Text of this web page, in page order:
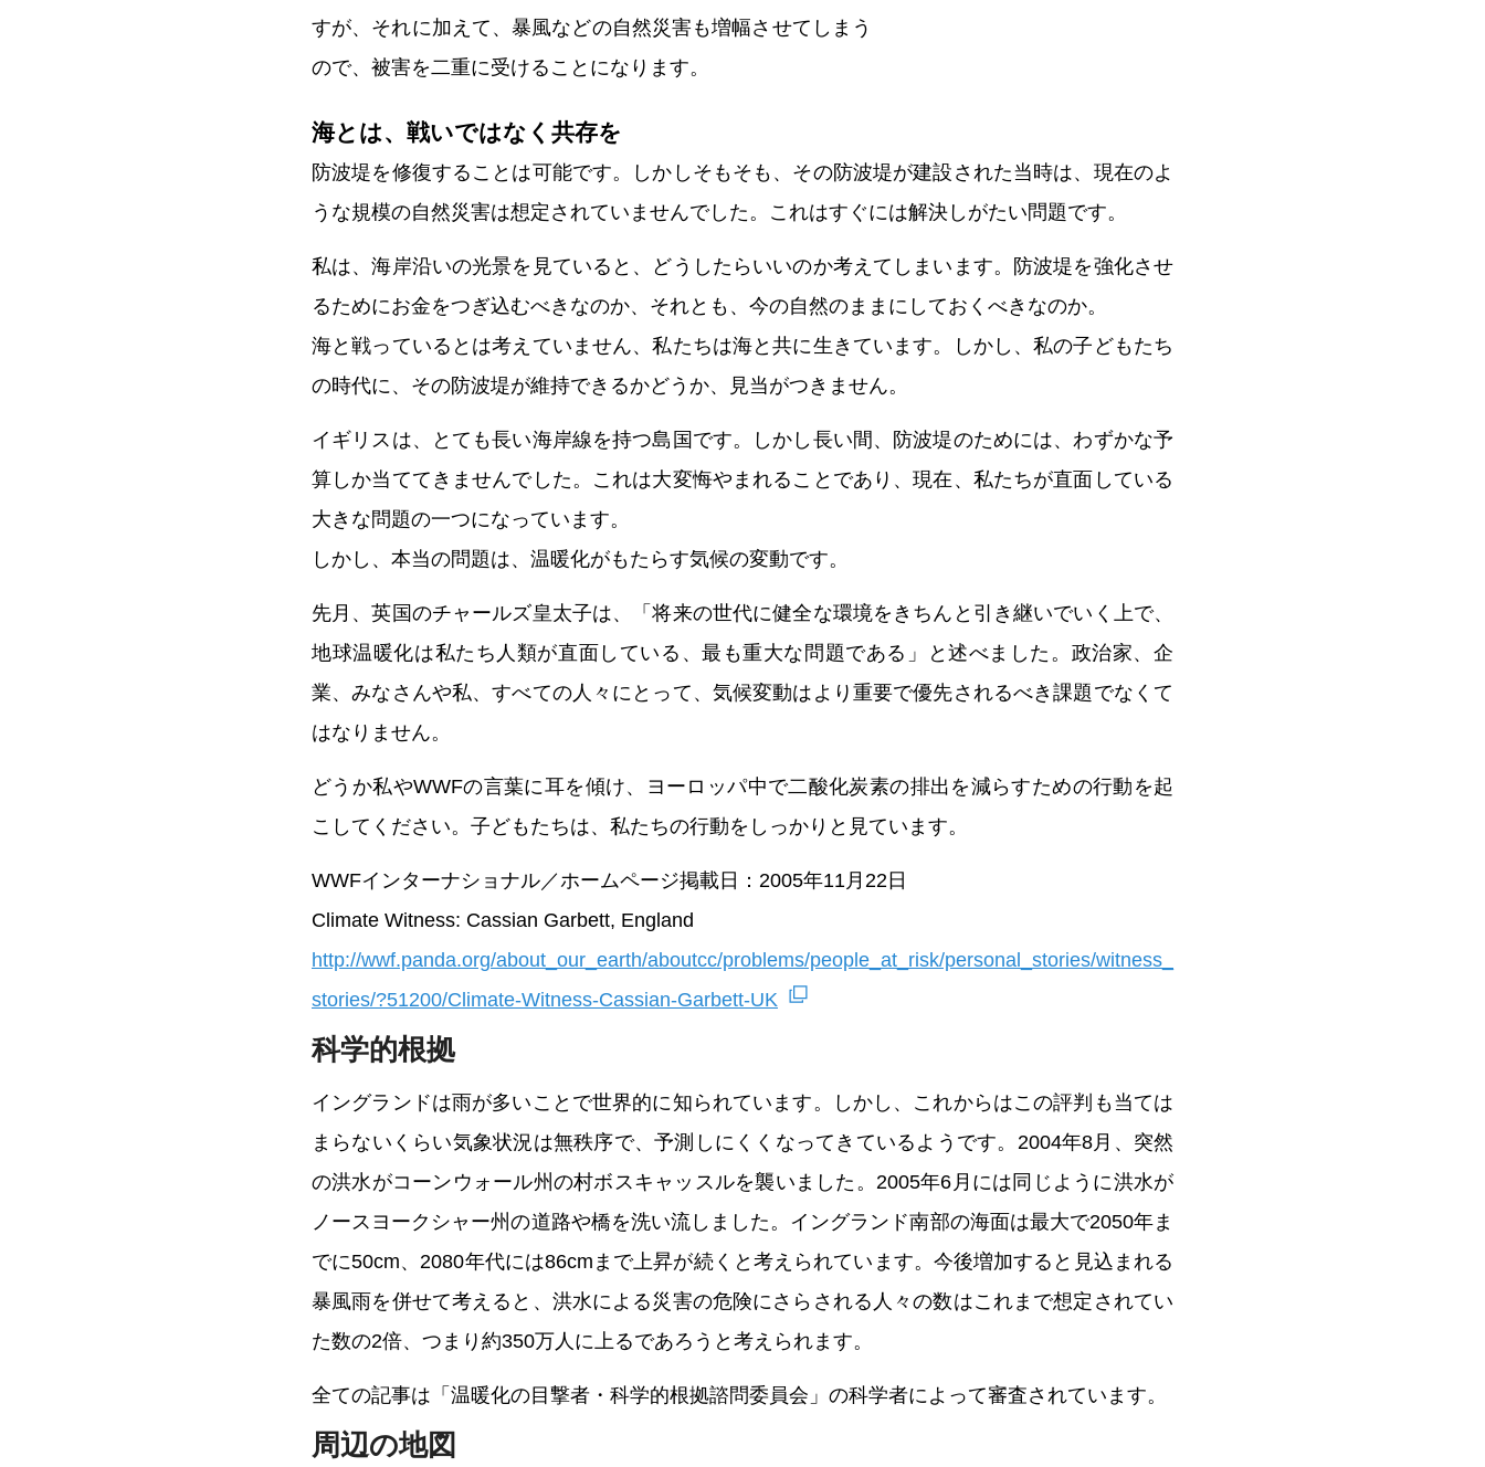
すが、それに加えて、暴風などの自然災害も増幅させてしまう
ので、被害を二重に受けることになります。
海とは、戦いではなく共存を
防波堤を修復することは可能です。しかしそもそも、その防波堤が建設された当時は、現在のよ
うな規模の自然災害は想定されていませんでした。これはすぐには解決しがたい問題です。
私は、海岸沿いの光景を見ていると、どうしたらいいのか考えてしまいます。防波堤を強化させ
るためにお金をつぎ込むべきなのか、それとも、今の自然のままにしておくべきなのか。
海と戦っているとは考えていません、私たちは海と共に生きています。しかし、私の子どもたち
の時代に、その防波堤が維持できるかどうか、見当がつきません。
イギリスは、とても長い海岸線を持つ島国です。しかし長い間、防波堤のためには、わずかな予
算しか当ててきませんでした。これは大変悔やまれることであり、現在、私たちが直面している
大きな問題の一つになっています。
しかし、本当の問題は、温暖化がもたらす気候の変動です。
先月、英国のチャールズ皇太子は、「将来の世代に健全な環境をきちんと引き継いでいく上で、
地球温暖化は私たち人類が直面している、最も重大な問題である」と述べました。政治家、企
業、みなさんや私、すべての人々にとって、気候変動はより重要で優先されるべき課題でなくて
はなりません。
どうか私やWWFの言葉に耳を傾け、ヨーロッパ中で二酸化炭素の排出を減らすための行動を起
こしてください。子どもたちは、私たちの行動をしっかりと見ています。
WWFインターナショナル／ホームページ掲載日：2005年11月22日
Climate Witness: Cassian Garbett, England
http://wwf.panda.org/about_our_earth/aboutcc/problems/people_at_risk/personal_stories/witness_
stories/?51200/Climate-Witness-Cassian-Garbett-UK
科学的根拠
イングランドは雨が多いことで世界的に知られています。しかし、これからはこの評判も当ては
まらないくらい気象状況は無秩序で、予測しにくくなってきているようです。2004年8月、突然
の洪水がコーンウォール州の村ボスキャッスルを襲いました。2005年6月には同じように洪水が
ノースヨークシャー州の道路や橋を洗い流しました。イングランド南部の海面は最大で2050年ま
でに50cm、2080年代には86cmまで上昇が続くと考えられています。今後増加すると見込まれる
暴風雨を併せて考えると、洪水による災害の危険にさらされる人々の数はこれまで想定されてい
た数の2倍、つまり約350万人に上るであろうと考えられます。
全ての記事は「温暖化の目撃者・科学的根拠諮問委員会」の科学者によって審査されています。
周辺の地図